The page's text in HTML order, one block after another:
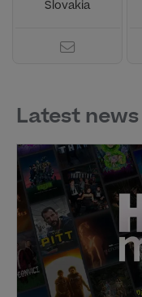
Slovakia
Latest news